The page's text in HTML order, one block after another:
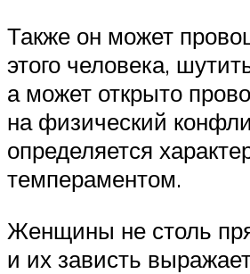
Также он может
этого человека,
а может открыто
на физический
определяется
темпераментом.
Женщины не столь
и их зависть